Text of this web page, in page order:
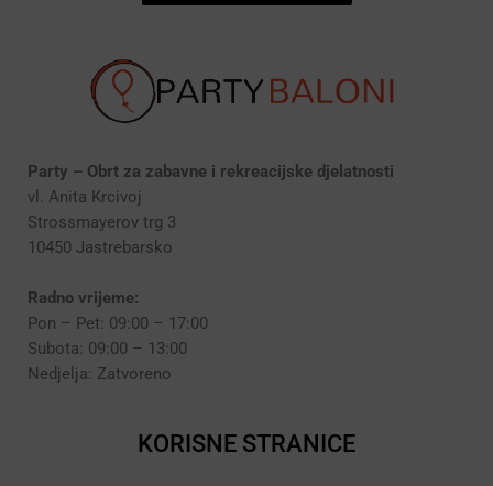
Party – Obrt za zabavne i rekreacijske djelatnosti
vl. Anita Krcivoj
Strossmayerov trg 3
10450 Jastrebarsko
Radno vrijeme:
Pon – Pet: 09:00 – 17:00
Subota: 09:00 – 13:00
Nedjelja: Zatvoreno
KORISNE STRANICE